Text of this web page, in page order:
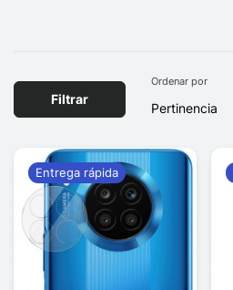
Filtrar
Ordenar por
Entrega rápida